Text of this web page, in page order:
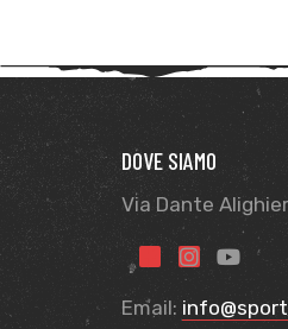
DOVE SIAMO
Via Dante
Email: